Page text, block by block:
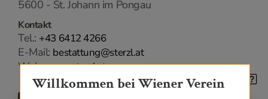
5600 - St. Johann im Pongau
Kontakt
Tel.: +43 6412 4266
E-Mail: bestattung@sterzl.at
Web:www.sterzl.at
Willkommen bei Wiener Verein